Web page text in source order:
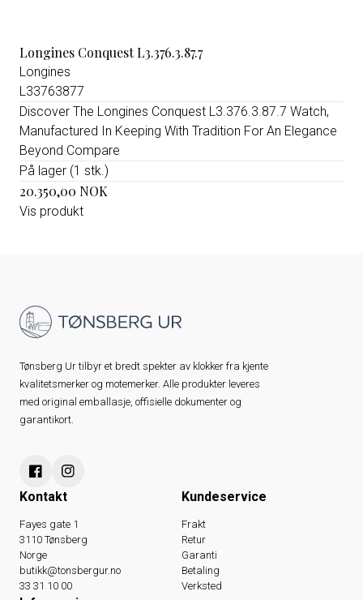
Longines Conquest L3.376.3.87.7
Longines
L33763877
Discover The Longines Conquest L3.376.3.87.7 Watch,
Manufactured In Keeping With Tradition For An Elegance
Beyond Compare
På lager (1 stk.)
20.350,00 NOK
Vis produkt
Tønsberg Ur tilbyr et bredt spekter av klokker fra kjente
kvalitetsmerker og motemerker. Alle produkter leveres
med original emballasje, offisielle dokumenter og
garantikort.
Kontakt
Fayes gate 1
3110 Tønsberg
Norge
butikk@tonsbergur.no
33 31 10 00
Kundeservice
Frakt
Retur
Garanti
Betaling
Verksted